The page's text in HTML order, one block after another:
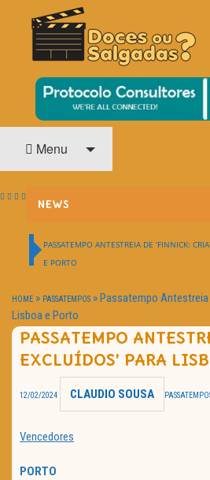
DOCES OU SALGADAS?
O Cinema? Uma Paixão!!
Menu
NEWS
HOME CINEMA
NOTA PESSOAL
TRAILER DO DIA
Política de Privacidade
PASSATEMPO ANTESTREIA DE ‘FINNICK:
E PORTO
HOME » PASSATEMPOS »Passatempo Antestreia
Lisboa e Porto
PASSATEMPO
EXCLUÍDOS’ PARA
12/02/2024 CLAUDIO SOUSA
Vencedores
PORTO